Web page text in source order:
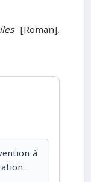
[Roman],
à